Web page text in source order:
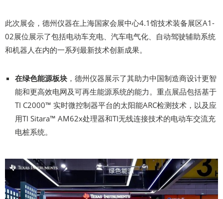
此次展会，德州仪器在上海国家会展中心4.1馆技术装备展区A1-
02展位展示了包括电动车充电、汽车电气化、自动驾驶辅助系统
和机器人在内的一系列最新技术创新成果。
在绿色能源板块 ，德州仪器展示了其助力中国制造商设计更智
能和更高效电网及可再生能源系统的能力。重点展品包括基于
TI C2000™ 实时微控制器平台的太阳能ARC检测技术，以及应
用TI Sitara™ AM62x处理器和TI无线连接技术的电动车交流充
电桩系统。